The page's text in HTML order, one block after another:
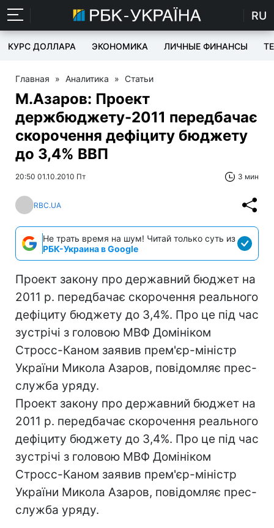
RU
КУРС ДОЛЛАРА ЭКОНОМИКА ЛИЧНЫЕ ФИНАНСЫ
Главная » Аналитика » Статьи
М.Азаров: Проект
держбюджету-2011 передбачає
скорочення дефіциту бюджету
до 3,4% ВВП
20:50 01.10.2010 Пт 3 мин
RBC.UA
Не трать время на шум! Читай только суть из
РБК-Украина в Google
Проект закону про державний бюджет на
2011 р. передбачає скорочення реального
дефіциту бюджету до 3,4%. Про це під час
зустрічі з головою МВФ Домініком
Стросс-Каном заявив прем'єр-міністр
України Микола Азаров, повідомляє прес-
служба уряду.
Проект закону про державний бюджет на
2011 р. передбачає скорочення реального
дефіциту бюджету до 3,4%. Про це під час
зустрічі з головою МВФ Домініком
Стросс-Каном заявив прем'єр-міністр
України Микола Азаров, повідомляє прес-
служба уряду.